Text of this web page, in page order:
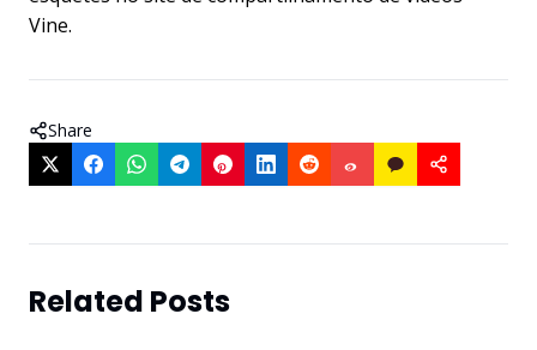
Vine.
Share
Related Posts